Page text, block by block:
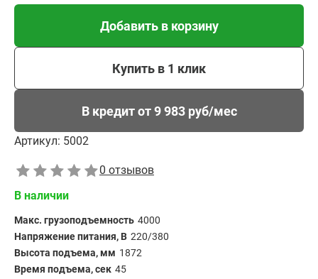
Добавить в корзину
Купить в 1 клик
В кредит от 9 983 руб/мес
Артикул: 5002
0 отзывов
В наличии
Макс. грузоподъемность 4000
Напряжение питания, В 220/380
Высота подъема, мм 1872
Время подъема, сек 45